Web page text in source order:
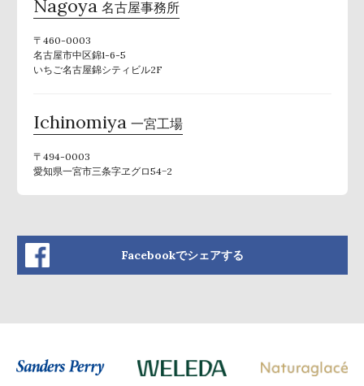
Nagoya 名古屋事務所
〒460-0003
名古屋市中区錦1-6-5
いちご名古屋錦シティビル2F
Ichinomiya 一宮工場
〒494-0003
愛知県一宮市三条字ヱグロ54−2
Facebookでシェアする